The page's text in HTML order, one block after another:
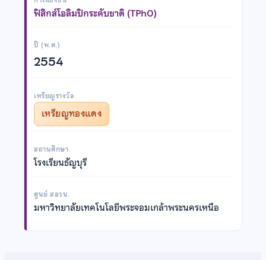
ฟิสิกส์โอลิมปิกระดับชาติ (TPhO)
ปี (พ.ศ.)
2554
เหรียญรางวัล
เหรียญทองแดง
สถานศึกษา
โรงเรียนธัญบุรี
ศูนย์ สอวน.
มหาวิทยาลัยเทคโนโลยีพระจอมเกล้าพระนครเหนือ